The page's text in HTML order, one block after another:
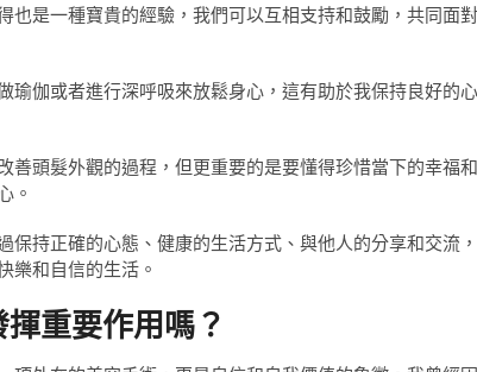
也是一種寶貴的經驗，我們可以互相支持和鼓勵，共同面對
瑜伽或者進行深呼吸來放鬆身心，這有助於我保持良好的心
頭髮外觀的過程，但更重要的是要懂得珍惜當下的幸福和
。
持正確的心態、健康的生活方式、與他人的分享和交流，
樂和自信的生活。
重要作用嗎？